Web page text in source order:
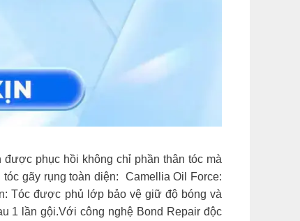
phục hồi không chỉ phần thân tóc mà
gãy rụng toàn diện: Camellia Oil Force:
Tóc được phủ lớp bảo vệ giữ độ bóng và
1 lần gội.Với công nghệ Bond Repair độc